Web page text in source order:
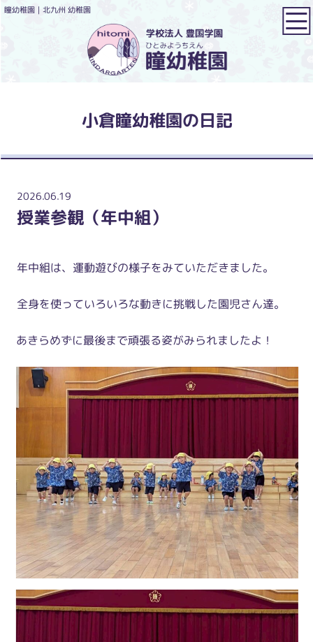
瞳幼稚園｜北九州 幼稚園
小倉瞳幼稚園の日記
2026.06.19
授業参観（年中組）
年中組は、運動遊びの様子をみていただきました。
全身を使っていろいろな動きに挑戦した園児さん達。
あきらめずに最後まで頑張る姿がみられましたよ！